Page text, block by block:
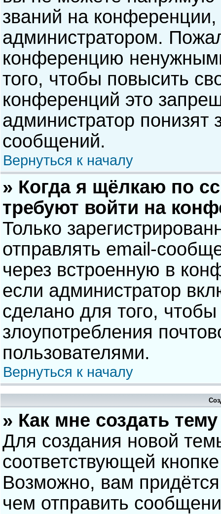
званий на
администратором.
конференцию
того, чтобы повысить
конференций это
администратор понизят
сообщений.
Вернуться к началу
» Когда я щёлкаю по
требуют войти на
Только
отправлять email-
через встроенную в
если администратор
сделано для того, чтобы
злоупотребления
пользователями.
Вернуться к началу
» Как мне создать
Для создания новой
соответствующей
Возможно, вам
чем отправить